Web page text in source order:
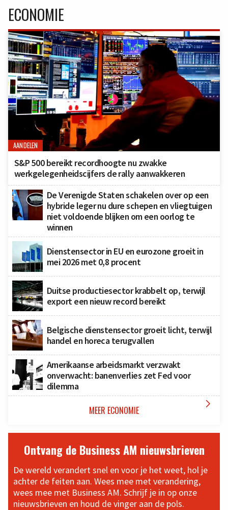
ECONOMIE
AANDELEN
S&P 500 bereikt recordhoogte nu zwakke
werkgelegenheidscijfers de rally aanwakkeren
De Verenigde Staten schakelen over op een
hybride leger nu dure schepen en vliegtuigen
niet voldoende blijken om een oorlog te
winnen
Dienstensector in EU en eurozone groeit in
mei 2026 met 0,8 procent
Duitse productiesector krabbelt op, terwijl
export een nieuw record bereikt
Belgische dienstensector groeit licht, terwijl
handel en horeca terugvallen
Amerikaanse arbeidsmarkt verzwakt
onverwacht: banenverlies zet Fed voor
dilemma
MEER ECONOMIE 
Ontvang de Business AM nieuwsbrieven
De wereld verandert snel en voor je het weet, hol je
achter de feiten aan. Wees mee met verandering,
wees mee met Business AM. Schrijf je in op onze
nieuwsbrieven en houd de vinger aan de pols.